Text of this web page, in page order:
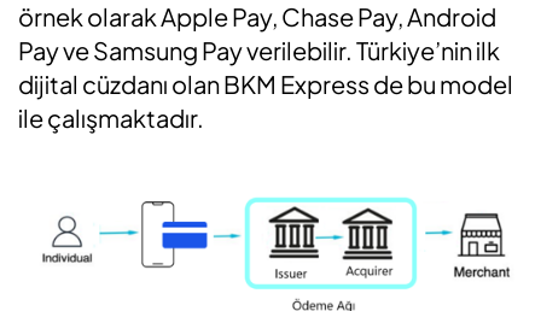
örnek olarak Apple Pay, Chase Pay, Android
Pay ve Samsung Pay verilebilir. Türkiye’nin ilk
dijital cüzdanı olan BKM Express de bu model
ile çalışmaktadır.